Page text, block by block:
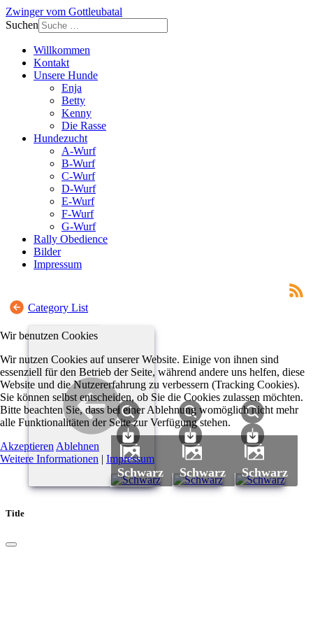
Zwinger vom Gottleubatal
Suchen
Willkommen
Kontakt
Unsere Hunde
Enja
Betty
Kenny
Die Rasse
Hundezucht
A-Wurf
B-Wurf
C-Wurf
D-Wurf
E-Wurf
F-Wurf
G-Wurf
Rally Obedience
Bilder
Impressum
Category List
Schwarz Schwarz Schwarz
Title
Wir benutzen Cookies
Wir nutzen Cookies auf unserer Website. Einige von ihnen sind
essenziell für den Betrieb der Seite, während andere uns helfen, diese
Website und die Nutzererfahrung zu verbessern (Tracking Cookies).
Sie können selbst entscheiden, ob Sie die Cookies zulassen möchten.
Bitte beachten Sie, dass bei einer Ablehnung womöglich nicht mehr
alle Funktionalitäten der Seite zur Verfügung stehen.
Akzeptieren Ablehnen
Weitere Informationen | Impressum